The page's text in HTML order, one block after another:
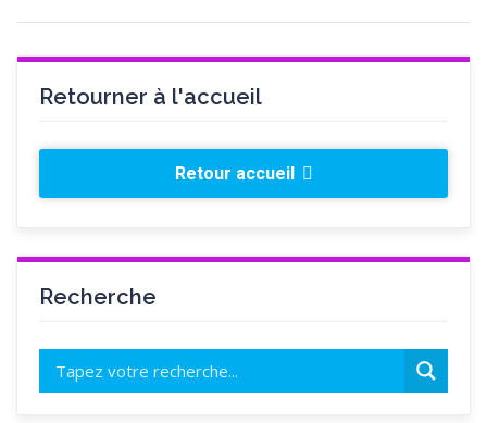
Retourner à l'accueil
Retour accueil
Recherche